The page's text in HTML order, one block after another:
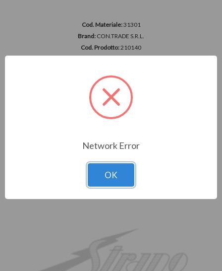
Cod. Materiale:31301
Brand: CON.TRADE S.R.L.
Cod. Prodotto:210140
Accedi per vedere i prezzi
Network Error
OK